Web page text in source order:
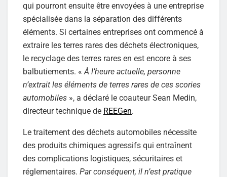
qui pourront ensuite être envoyées à une entreprise
spécialisée dans la séparation des différents
éléments. Si certaines entreprises ont commencé à
extraire les terres rares des déchets électroniques,
le recyclage des terres rares en est encore à ses
balbutiements. « À l’heure actuelle, personne
n’extrait les éléments de terres rares de ces scories
automobiles », a déclaré le coauteur Sean Medin,
directeur technique de REEGen.
Le traitement des déchets automobiles nécessite
des produits chimiques agressifs qui entraînent
des complications logistiques, sécuritaires et
réglementaires. Par conséquent, il n’est pratique